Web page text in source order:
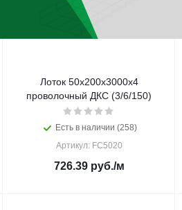
Лоток 50х200х3000х4
проволочный ДКС (3/6/150)
Есть в наличии (258)
Артикул: FC5020
726.39руб./м